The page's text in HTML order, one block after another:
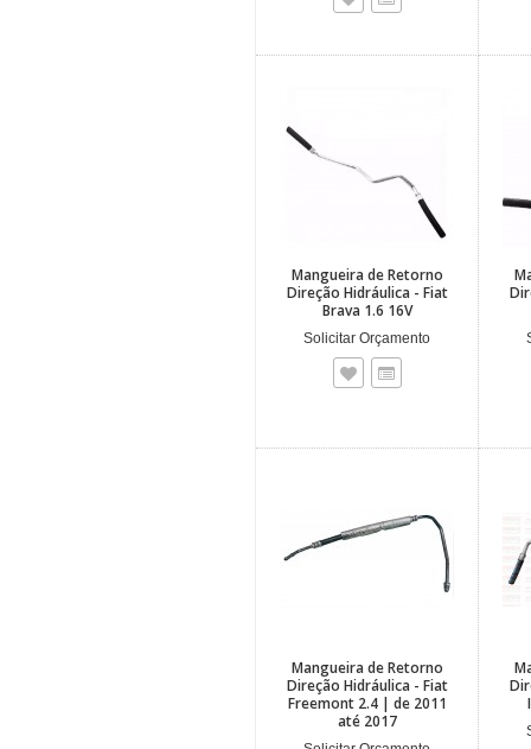
Mangueira de Retorno
Direção Hidráulica - Fiat
Brava 1.6 16V
Solicitar Orçamento
Mangueira de Retorno
Direção Hidráulica - Fiat
Freemont 2.4 | de 2011
até 2017